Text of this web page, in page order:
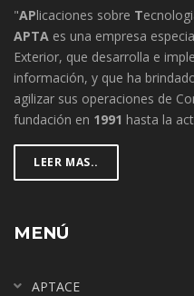
"APlicaciones sobre T
APTA es una empresa
Exterior, que desarrolla e
información, y que ha
agilizar sus operaciones de
fundación en 1991 hasta la
LEER MAS..
MENÚ
APTACE